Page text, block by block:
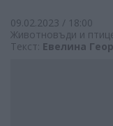
09.02.2023 / 18:00
Животновъди и
Текст: Евелина